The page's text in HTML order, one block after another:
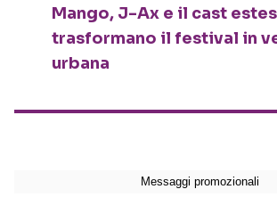
Mango, J-Ax e il cast
trasformano il festival in
urbana